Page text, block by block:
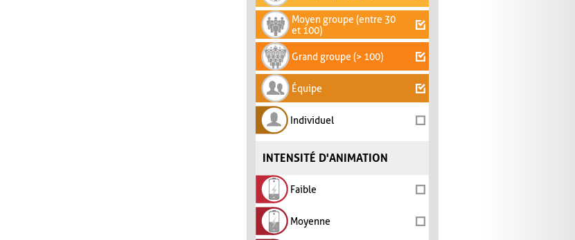
Moyen groupe (entre 30
et 100)
Grand groupe (> 100)
Équipe
Individuel
INTENSITÉ D'ANIMATION
Faible
Moyenne